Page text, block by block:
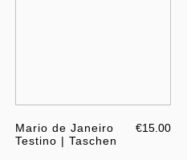
Mario de Janeiro
Testino | Taschen
€15.00